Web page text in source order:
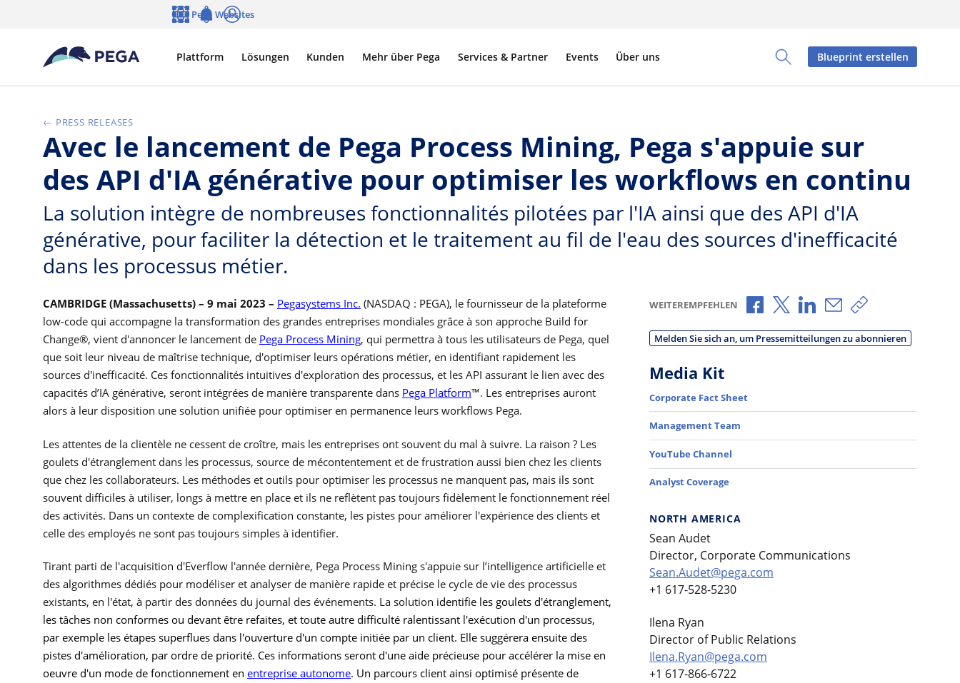
Toggle Search Panel
Plattform Lösungen Kunden Mehr über Pega Services & Partner Events Über uns
Pega Websites
Blueprint erstellen
PRESS RELEASES
Avec le lancement de Pega Process Mining, Pega s'appuie sur
des API d'IA générative pour optimiser les workflows en continu
La solution intègre de nombreuses fonctionnalités pilotées par l'IA ainsi que des API d'IA
générative, pour faciliter la détection et le traitement au fil de l'eau des sources d'inefficacité
dans les processus métier.
CAMBRIDGE (Massachusetts) – 9 mai 2023 – Pegasystems Inc. (NASDAQ : PEGA), le fournisseur de la plateforme
low-code qui accompagne la transformation des grandes entreprises mondiales grâce à son approche Build for
Change®, vient d'annoncer le lancement de Pega Process Mining, qui permettra à tous les utilisateurs de Pega, quel
que soit leur niveau de maîtrise technique, d'optimiser leurs opérations métier, en identifiant rapidement les
sources d'inefficacité. Ces fonctionnalités intuitives d'exploration des processus, et les API assurant le lien avec des
capacités d’IA générative, seront intégrées de manière transparente dans Pega Platform™. Les entreprises auront
alors à leur disposition une solution unifiée pour optimiser en permanence leurs workflows Pega.
Les attentes de la clientèle ne cessent de croître, mais les entreprises ont souvent du mal à suivre. La raison ? Les
goulets d'étranglement dans les processus, source de mécontentement et de frustration aussi bien chez les clients
que chez les collaborateurs. Les méthodes et outils pour optimiser les processus ne manquent pas, mais ils sont
souvent difficiles à utiliser, longs à mettre en place et ils ne reflètent pas toujours fidèlement le fonctionnement réel
des activités. Dans un contexte de complexification constante, les pistes pour améliorer l'expérience des clients et
celle des employés ne sont pas toujours simples à identifier.
Tirant parti de l'acquisition d'Everflow l'année dernière, Pega Process Mining s'appuie sur l’intelligence artificielle et
des algorithmes dédiés pour modéliser et analyser de manière rapide et précise le cycle de vie des processus
existants, en l'état, à partir des données du journal des événements. La solution identifie les goulets d'étranglement,
les tâches non conformes ou devant être refaites, et toute autre difficulté ralentissant l'exécution d'un processus,
par exemple les étapes superflues dans l'ouverture d'un compte initiée par un client. Elle suggérera ensuite des
pistes d'amélioration, par ordre de priorité. Ces informations seront d'une aide précieuse pour accélérer la mise en
oeuvre d'un mode de fonctionnement en entreprise autonome. Un parcours client ainsi optimisé présente de
WEITEREMPFEHLEN Über Facebook teilen
Über X teilen
Über LinkedIn teilen
Über E-Mail teilen
Link zum Teilen
Melden Sie sich an, um Pressemitteilungen zu abonnieren
Media Kit
Corporate Fact Sheet
Management Team
YouTube Channel
Analyst Coverage
NORTH AMERICA
Sean Audet
Director, Corporate Communications
Sean.Audet@pega.com
+1 617-528-5230
Ilena Ryan
Director of Public Relations
Ilena.Ryan@pega.com
+1 617-866-6722